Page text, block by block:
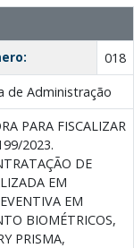
018
de Administração
PARA FISCALIZAR
2023.
DE
EM
EM
BIOMÉTRICOS,
PRISMA,